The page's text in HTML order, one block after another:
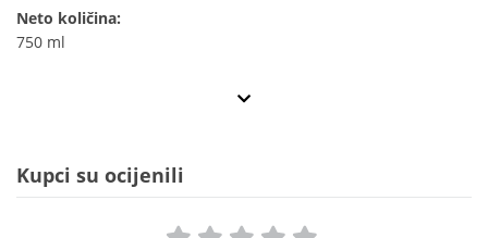
Neto količina:
750 ml
Kupci su ocijenili